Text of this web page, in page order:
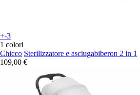
+-3
1 colori
Chicco Sterilizzatore e asciugabiberon 2 in 1
109,00 €